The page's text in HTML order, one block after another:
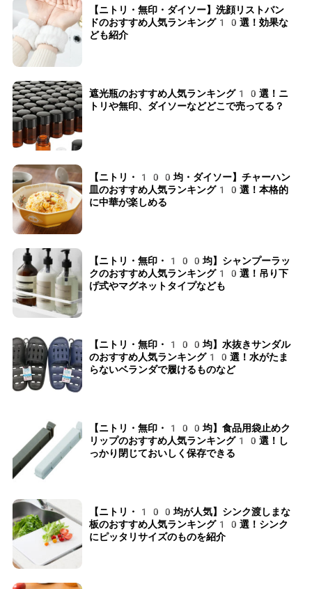
【ニトリ・無印・ダイソー】洗顔リストバン
ドのおすすめ人気ランキング10選！効果な
ども紹介
遮光瓶のおすすめ人気ランキング10選！ニ
トリや無印、ダイソーなどどこで売ってる？
【ニトリ・100均・ダイソー】チャーハン
皿のおすすめ人気ランキング10選！本格的
に中華が楽しめる
【ニトリ・無印・100均】シャンプーラッ
クのおすすめ人気ランキング10選！吊り下
げ式やマグネットタイプなども
【ニトリ・無印・100均】水抜きサンダル
のおすすめ人気ランキング10選！水がたま
らないベランダで履けるものなど
【ニトリ・無印・100均】食品用袋止めク
リップのおすすめ人気ランキング10選！し
っかり閉じておいしく保存できる
【ニトリ・100均が人気】シンク渡しまな
板のおすすめ人気ランキング10選！シンク
にピッタリサイズのものを紹介